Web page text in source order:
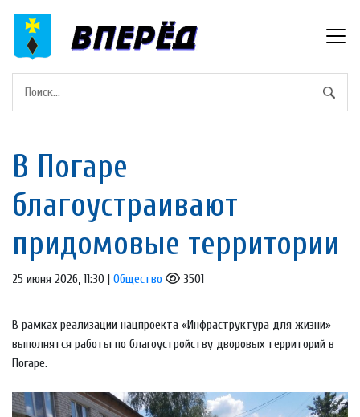
В Погаре
благоустраивают
придомовые территории
25 июня 2026, 11:30 | Общество 3501
В рамках реализации нацпроекта «Инфраструктура для жизни»
выполнятся работы по благоустройству дворовых территорий в
Погаре.